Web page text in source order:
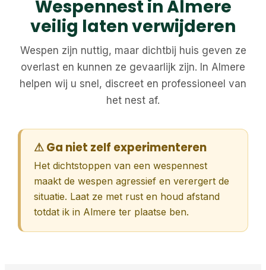
Wespennest in Almere
veilig laten verwijderen
Wespen zijn nuttig, maar dichtbij huis geven ze
overlast en kunnen ze gevaarlijk zijn. In Almere
helpen wij u snel, discreet en professioneel van
het nest af.
⚠ Ga niet zelf experimenteren
Het dichtstoppen van een wespennest
maakt de wespen agressief en verergert de
situatie. Laat ze met rust en houd afstand
totdat ik in Almere ter plaatse ben.